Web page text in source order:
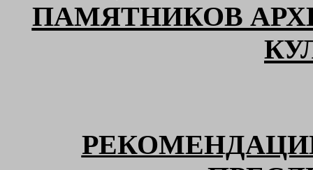
ПАМЯТНИКОВ